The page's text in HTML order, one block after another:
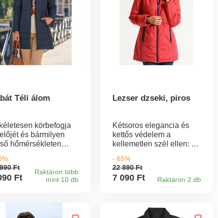
Téli álom
körbefogja
és bármilyen
hőmérsékleten
miközben
öltözteti egy
sétához vagy a
Ft
Ft
Raktáron több
mint 10 db
Lezser dzseki, piros
Kétsoros elegancia és
kettős védelem a
kellemetlen szél ellen: a
átmeneti időszakra -
enyhén párnázott,
kifinomult dupla gallérral
húzózsinóros derékrész
- 65%
22 890 Ft
7 090 Ft Raktáron 2 db